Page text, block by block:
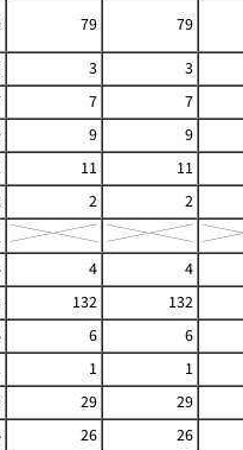
79
79
3
3
7
7
9
9
11
11
2
2
4
4
132
132
6
6
1
1
29
29
26
26